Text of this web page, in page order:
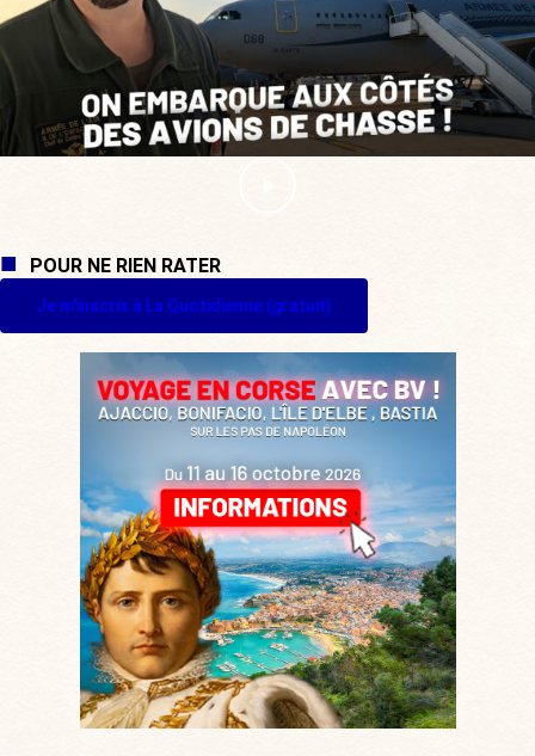
POUR NE RIEN RATER
Je m'inscris à La Quotidienne (gratuit)